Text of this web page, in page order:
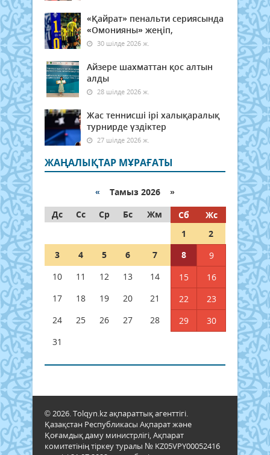
«Қайрат» пенальти сериясында
«Омонияны» жеңіп,
30 шілде 2026 ж.
Айзере шахматтан қос алтын
алды
28 шілде 2026 ж.
Жас теннисші ірі халықаралық
турнирде үздіктер
27 шілде 2026 ж.
ЖАҢАЛЫҚТАР МҰРАҒАТЫ
« Тамыз 2026 »
Дс
Сс Ср Бс Жм Сб
Жс
1
2
3
4 5 6 7 8
9
10
11 12 13 14 15
16
17
18 19 20 21 22
23
24
25 26 27 28 29
30
31
© 2026. Tolqyn.kz ақпараттық агенттігі.
Қазақстан Республикасы Ақпарат және
Қоғамдық даму министрлігі, Ақпарат
комитетінің тіркеу туралы № KZ05VPY00052416